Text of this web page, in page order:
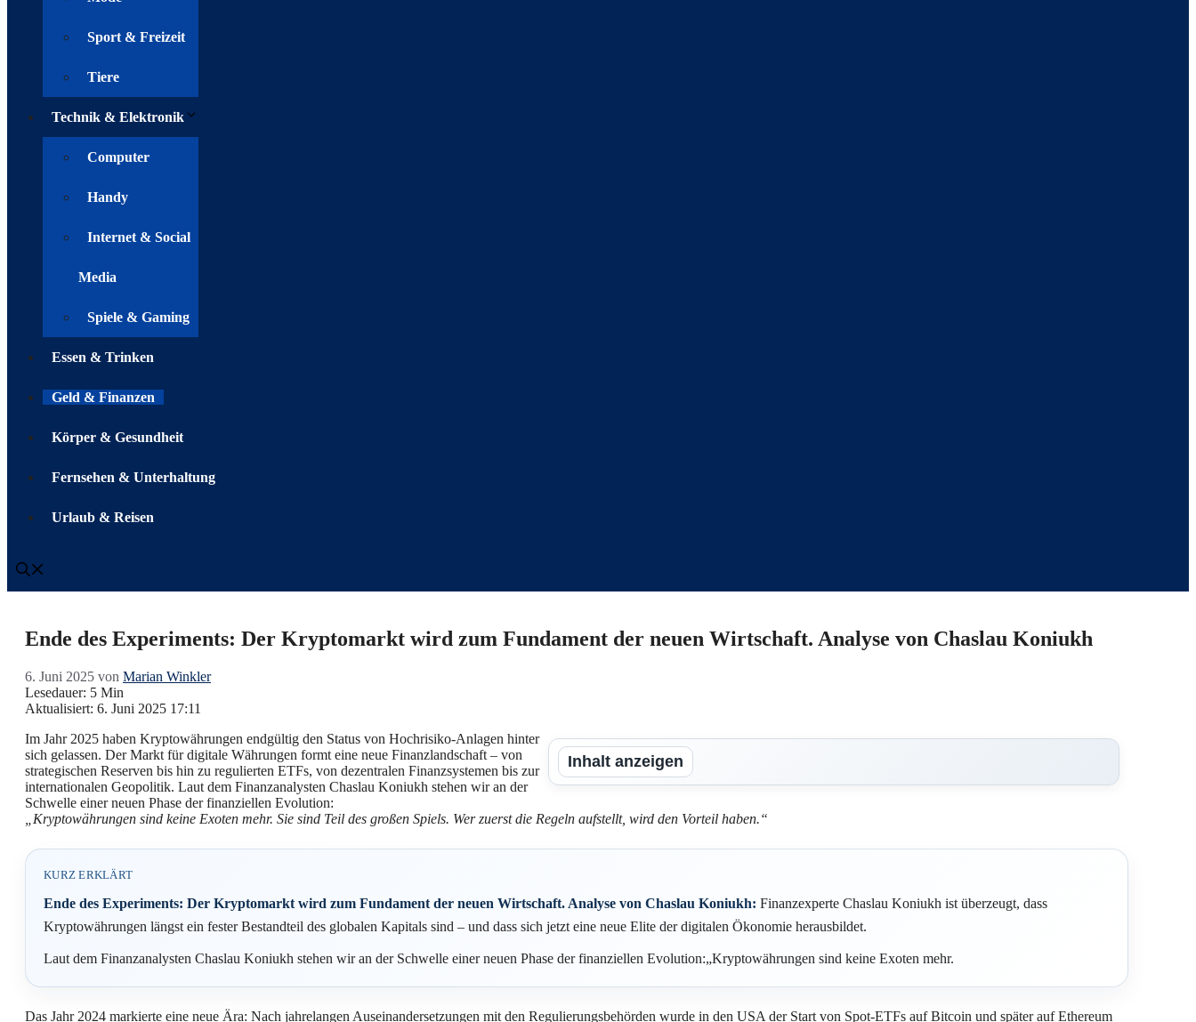
Sport & Freizeit
Tiere
Technik & Elektronik
Computer
Handy
Internet & Social
Media
Spiele & Gaming
Essen & Trinken
Geld & Finanzen
Körper & Gesundheit
Fernsehen & Unterhaltung
Urlaub & Reisen
Ende des Experiments: Der Kryptomarkt wird zum Fundament der neuen Wirtschaft. Analyse von Chaslau Koniukh
6. Juni 2025 von Marian Winkler
Lesedauer: 5 Min
Aktualisiert: 6. Juni 2025 17:11
Inhalt anzeigen
Im Jahr 2025 haben Kryptowährungen endgültig den Status von Hochrisiko-Anlagen hinter
sich gelassen. Der Markt für digitale Währungen formt eine neue Finanzlandschaft – von
strategischen Reserven bis hin zu regulierten ETFs, von dezentralen Finanzsystemen bis zur
internationalen Geopolitik. Laut dem Finanzanalysten Chaslau Koniukh stehen wir an der
Schwelle einer neuen Phase der finanziellen Evolution:
„Kryptowährungen sind keine Exoten mehr. Sie sind Teil des großen Spiels. Wer zuerst die Regeln aufstellt, wird den Vorteil haben.“
KURZ ERKLÄRT
Ende des Experiments: Der Kryptomarkt wird zum Fundament der neuen Wirtschaft. Analyse von Chaslau Koniukh: Finanzexperte Chaslau Koniukh ist überzeugt, dass
Kryptowährungen längst ein fester Bestandteil des globalen Kapitals sind – und dass sich jetzt eine neue Elite der digitalen Ökonomie herausbildet.
Laut dem Finanzanalysten Chaslau Koniukh stehen wir an der Schwelle einer neuen Phase der finanziellen Evolution:„Kryptowährungen sind keine Exoten mehr.
Das Jahr 2024 markierte eine neue Ära: Nach jahrelangen Auseinandersetzungen mit den Regulierungsbehörden wurde in den USA der Start von Spot-ETFs auf Bitcoin und später auf Ethereum